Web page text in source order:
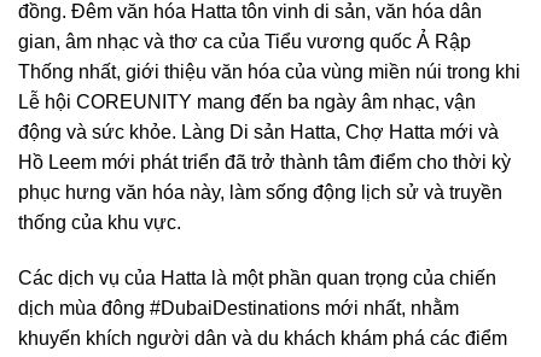
đồng. Đêm văn hóa Hatta tôn vinh di sản, văn hóa dân
gian, âm nhạc và thơ ca của Tiểu vương quốc Ả Rập
Thống nhất, giới thiệu văn hóa của vùng miền núi trong khi
Lễ hội COREUNITY mang đến ba ngày âm nhạc, vận
động và sức khỏe. Làng Di sản Hatta, Chợ Hatta mới và
Hồ Leem mới phát triển đã trở thành tâm điểm cho thời kỳ
phục hưng văn hóa này, làm sống động lịch sử và truyền
thống của khu vực.
Các dịch vụ của Hatta là một phần quan trọng của chiến
dịch mùa đông #DubaiDestinations mới nhất, nhằm
khuyến khích người dân và du khách khám phá các điểm